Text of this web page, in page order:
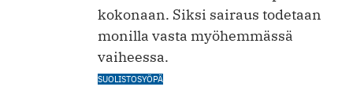
kokonaan. Siksi sairaus todetaan
monilla vasta myöhemmässä
vaiheessa.
SUOLISTOSYÖPÄ